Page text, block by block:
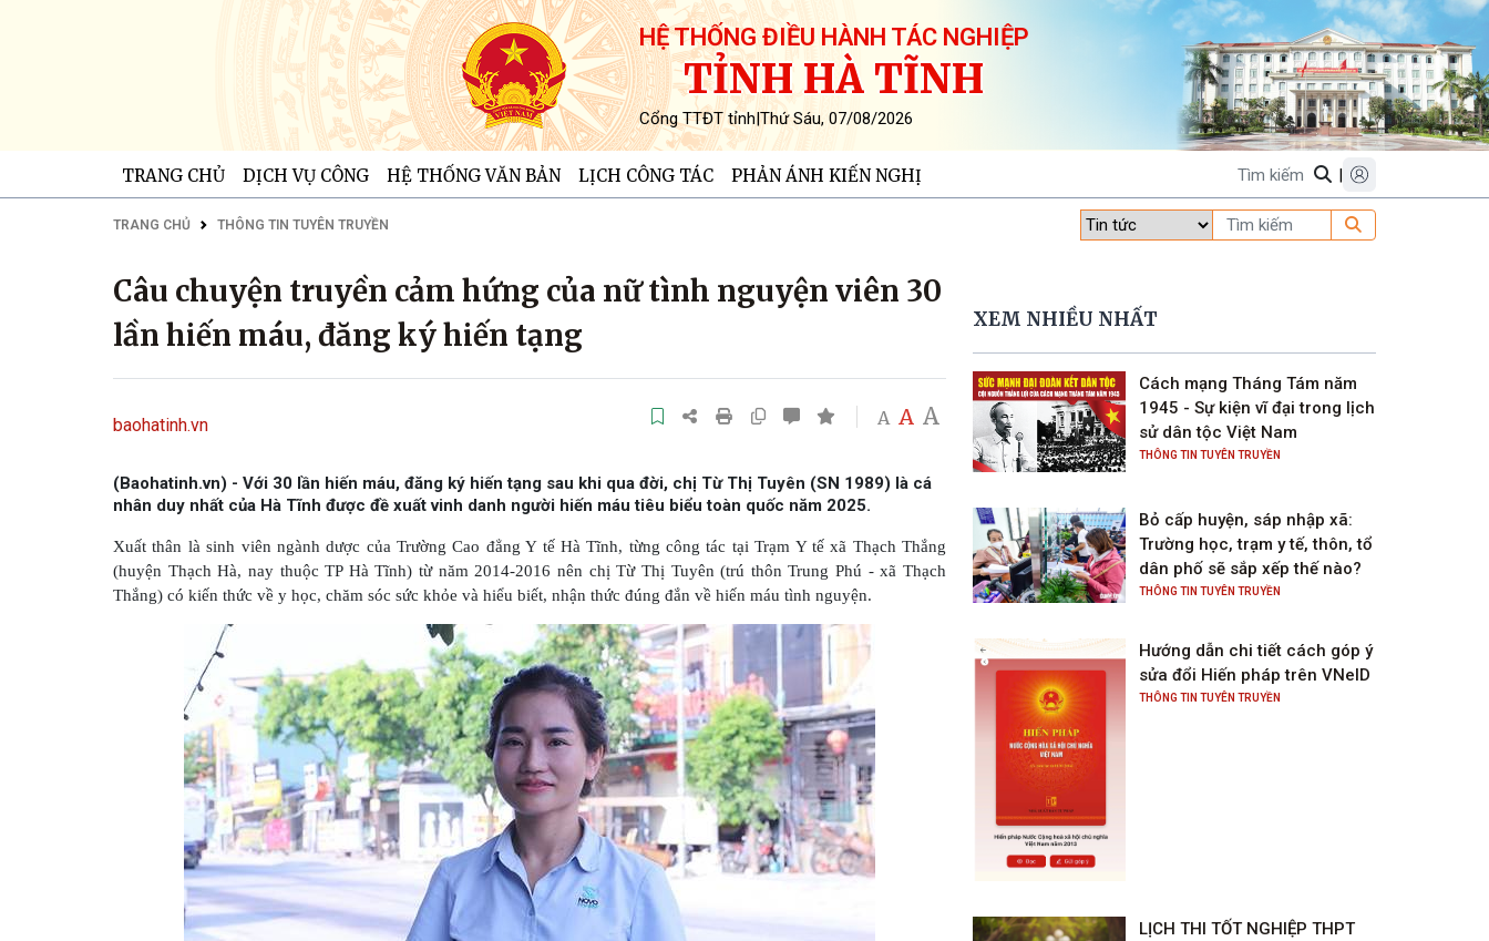
HỆ THỐNG ĐIỀU HÀNH TÁC NGHIỆP
TỈNH HÀ TĨNH
Cổng TTĐT tỉnh|Thứ Sáu, 07/08/2026
|
TRANG CHỦ DỊCH VỤ CÔNG HỆ THỐNG VĂN BẢN LỊCH CÔNG TÁC PHẢN ÁNH KIẾN NGHỊ
TRANG CHỦ THÔNG TIN TUYÊN TRUYỀN
Câu chuyện truyền cảm hứng của nữ tình nguyện viên 30
lần hiến máu, đăng ký hiến tạng
baohatinh.vn A A A
(Baohatinh.vn) - Với 30 lần hiến máu, đăng ký hiến tạng sau khi qua đời, chị Từ Thị Tuyên (SN 1989) là cá
nhân duy nhất của Hà Tĩnh được đề xuất vinh danh người hiến máu tiêu biểu toàn quốc năm 2025.
Xuất thân là sinh viên ngành dược của Trường Cao đẳng Y tế Hà Tĩnh, từng công tác tại Trạm Y tế xã Thạch Thắng
(huyện Thạch Hà, nay thuộc TP Hà Tĩnh) từ năm 2014-2016 nên chị Từ Thị Tuyên (trú thôn Trung Phú - xã Thạch
Thắng) có kiến thức về y học, chăm sóc sức khỏe và hiểu biết, nhận thức đúng đắn về hiến máu tình nguyện.
XEM NHIỀU NHẤT
Cách mạng Tháng Tám năm
1945 - Sự kiện vĩ đại trong lịch
sử dân tộc Việt Nam
THÔNG TIN TUYÊN TRUYỀN
Bỏ cấp huyện, sáp nhập xã:
Trường học, trạm y tế, thôn, tổ
dân phố sẽ sắp xếp thế nào?
THÔNG TIN TUYÊN TRUYỀN
Hướng dẫn chi tiết cách góp ý
sửa đổi Hiến pháp trên VNeID
THÔNG TIN TUYÊN TRUYỀN
LỊCH THI TỐT NGHIỆP THPT